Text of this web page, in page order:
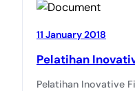
11 January 2018
Pelatihan
Pelatihan Inovative